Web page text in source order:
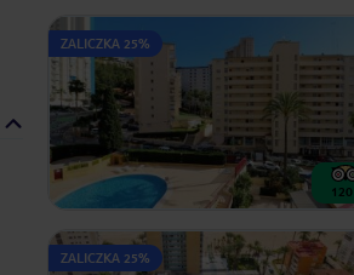
ZALICZKA 25%
120
ZALICZKA 25%